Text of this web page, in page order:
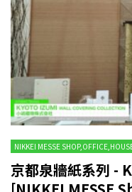
NIKKEI MESSE
京都泉牆紙系列